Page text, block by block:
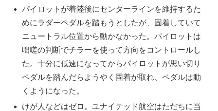
パイロットが着陸後にセンターラインを維持するた
めにラダーペダルを踏もうとしたが、固着していて
ニュートラル位置から動かなかった。パイロットは
咄嗟の判断でチラーを使って方向をコントロールし
た。十分に低速になってからパイロットが思い切り
ペダルを踏んだらようやく固着が取れ、ペダルは動
くようになった。
けが人などはゼロ。ユナイテッド航空はただちに当